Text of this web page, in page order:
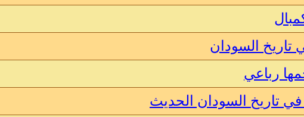
السودان
رباعي
تاريخ السودان الحديث